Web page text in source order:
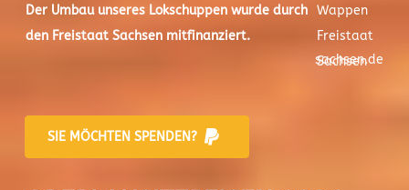
Der Umbau unseres Lokschuppen wurde durch
den Freistaat Sachsen mitfinanziert.
sachsen.de
SIE MÖCHTEN SPENDEN?